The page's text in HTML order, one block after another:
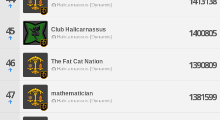
Halicarnassus [Dynamis]
45 Club Halicarnassus
Halicarnassus [Dynamis] 1400805
46 The Fat Cat Nation
Halicarnassus [Dynamis] 1390809
47 mathematician
Halicarnassus [Dynamis] 1381599